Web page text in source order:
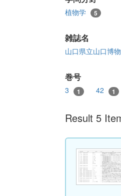
植物学 5
雑誌名
山口県立山口博
巻号
3 1 42 1
Result 5